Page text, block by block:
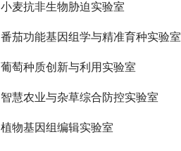
小麦抗非生物胁迫实验室
番茄功能基因组学与精准育种实验室
葡萄种质创新与利用实验室
智慧农业与杂草综合防控实验室
植物基因组编辑实验室